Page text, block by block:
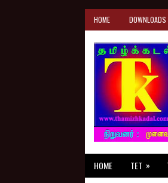
HOME DOWNLOADS
HOME TET »